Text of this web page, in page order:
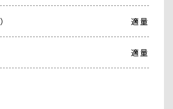
適量
適量